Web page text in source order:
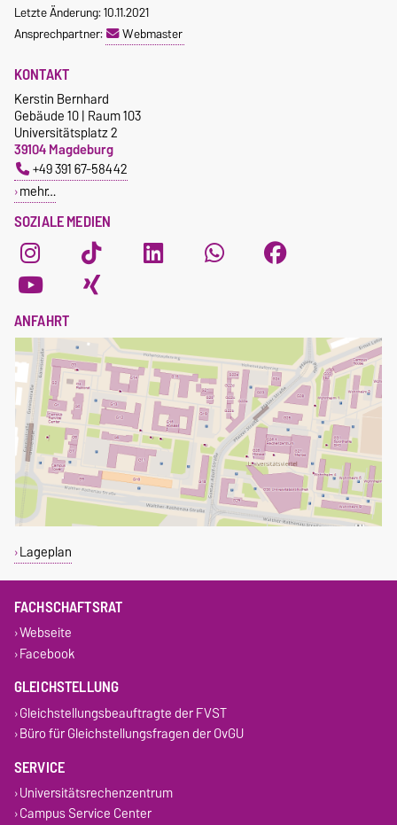
Letzte Änderung: 10.11.2021
Ansprechpartner:
Webmaster
SOZIALE MEDIEN
KONTAKT
Kerstin Bernhard
Gebäude 10 | Raum 103
Universitätsplatz 2
39104 Magdeburg
+49 391 67-58442
mehr…
ANFAHRT
Lageplan
FACHSCHAFTSRAT
Webseite
Facebook
GLEICHSTELLUNG
Gleichstellungsbeauftragte der FVST
Büro für Gleichstellungsfragen der OvGU
SERVICE
Universitätsrechenzentrum
Campus Service Center